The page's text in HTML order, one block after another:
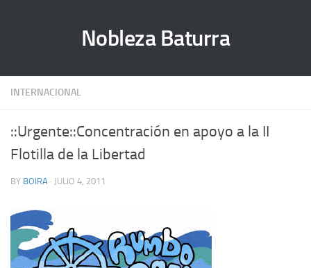
Nobleza Baturra
INTERNACIONAL
::Urgente::Concentración en apoyo a la II
Flotilla de la Libertad
BY BOIRA · JULIO 4, 2011